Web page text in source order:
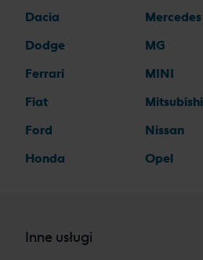
Dacia
Dodge
Ferrari
Fiat
Ford
Honda
Mercedes
MG
MINI
Mitsubishi
Nissan
Opel
Inne usługi